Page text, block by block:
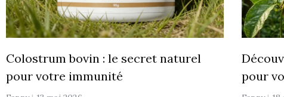
Colostrum bovin : le secret naturel
pour votre immunité
pour